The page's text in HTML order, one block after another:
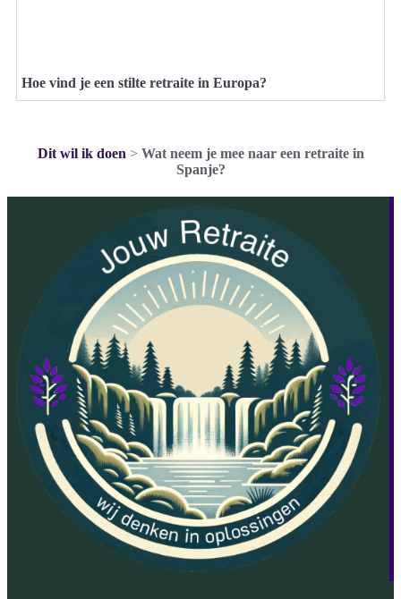
Hoe vind je een stilte retraite in Europa?
Dit wil ik doen > Wat neem je mee naar een retraite in
Spanje?